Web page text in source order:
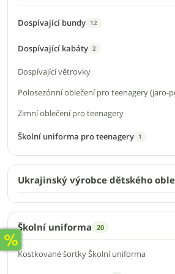
Dospívající bundy 12
Dospívající kabáty 2
Dospívající větrovky
Polosezónní oblečení pro teenagery (jaro-
Zimní oblečení pro teenagery
Školní uniforma pro teenagery 1
Ukrajinský výrobce dětského
Školní uniforma 20
Kostkované šortky Školní uniforma